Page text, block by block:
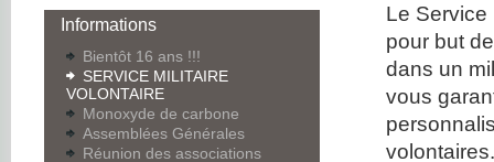
Informations
Bientôt 16 ans !!!
SERVICE MILITAIRE
VOLONTAIRE
Monoxyde de carbone
Assemblées Générales
Réunion des associations
Le Service
pour but
dans un
vous
volontaires.